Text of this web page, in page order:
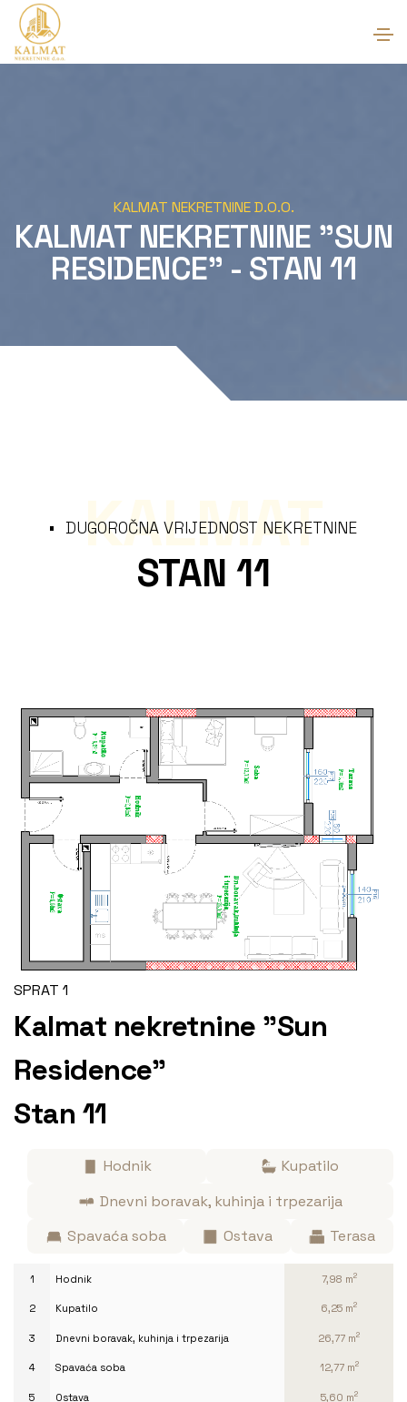
KALMAT NEKRETNINE D.O.O.
KALMAT NEKRETNINE "SUN
RESIDENCE" - STAN 11
DUGOROČNA VRIJEDNOST NEKRETNINE
STAN 11
KALMAT
SPRAT 1
Kalmat nekretnine "Sun
Residence"
Stan 11
Hodnik
Kupatilo
Dnevni boravak, kuhinja i trpezarija
Spavaća soba
Ostava Terasa
1 Hodnik 7,98 m2
2 Kupatilo 6,25 m2
3 Dnevni boravak, kuhinja i trpezarija 26,77 m2
4 Spavaća soba 12,77 m2
5 Ostava 5,60 m2